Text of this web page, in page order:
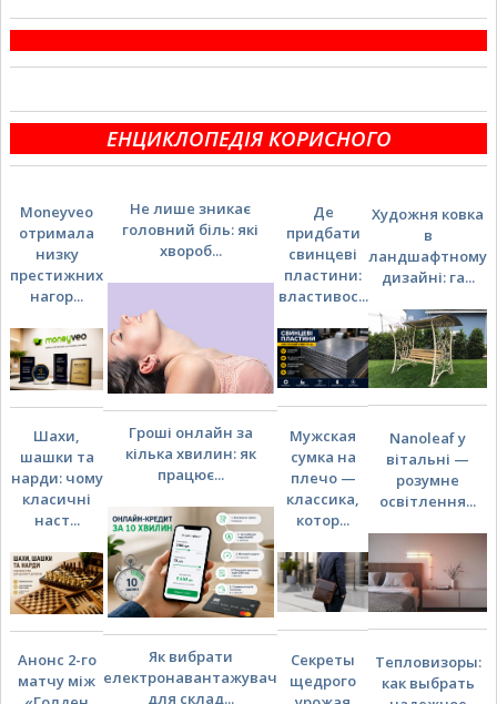
ЕНЦИКЛОПЕДІЯ КОРИСНОГО
Moneyveo
отримала
низку
престижних
нагор...
Не лише зникає
головний біль: які
хвороб...
Де
придбати
свинцеві
пластини:
властивос...
Художня ковка
в
ландшафтному
дизайні: га...
Шахи,
шашки та
нарди: чому
класичні
наст...
Гроші онлайн за
кілька хвилин: як
працює...
Мужская
сумка на
плечо —
классика,
котор...
Nanoleaf у
вітальні —
розумне
освітлення...
Анонс 2-го
матчу між
Як вибрати
електронавантажувач
для склад...
Секреты
щедрого
Тепловизоры:
как выбрать